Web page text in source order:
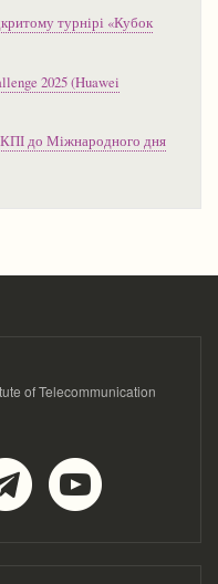
турнірі «Кубок
2025 (Huawei
КПІ до Міжнародного дня
of Telecommunication